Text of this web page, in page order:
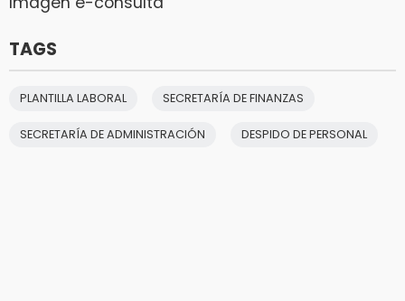
TAGS
PLANTILLA LABORAL SECRETARÍA DE FINANZAS
SECRETARÍA DE ADMINISTRACIÓN DESPIDO DE PERSONAL